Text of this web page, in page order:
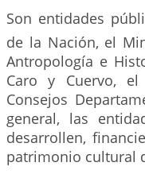
Son entidades
de la Nación, el
Antropología e
Caro y Cuervo,
Consejos
general, las
desarrollen,
patrimonio cultural